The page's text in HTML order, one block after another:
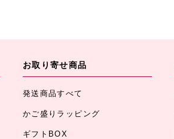
お取り寄せ商品
発送商品すべて
かご盛りラッピング
ギフトBOX